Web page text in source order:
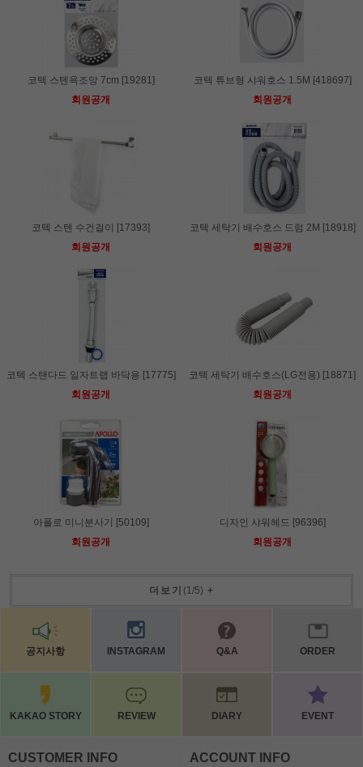
코텍 스텐욕조망 7cm [19281]
회원공개
코텍 튜브형 샤워호스 1.5M [418697]
회원공개
코텍 스텐 수건걸이 [17393]
회원공개
코텍 세탁기 배수호스 드럼 2M [18918]
회원공개
코텍 스탠다드 일자트랩 바닥용 [17775]
회원공개
코텍 세탁기 배수호스(LG전용) [18871]
회원공개
아폴로 미니분사기 [50109]
회원공개
디자인 샤워헤드 [96396]
회원공개
더보기 (1/5) +
공지사항 INSTAGRAM Q&A ORDER
KAKAO STORY REVIEW DIARY EVENT
CUSTOMER INFO ACCOUNT INFO